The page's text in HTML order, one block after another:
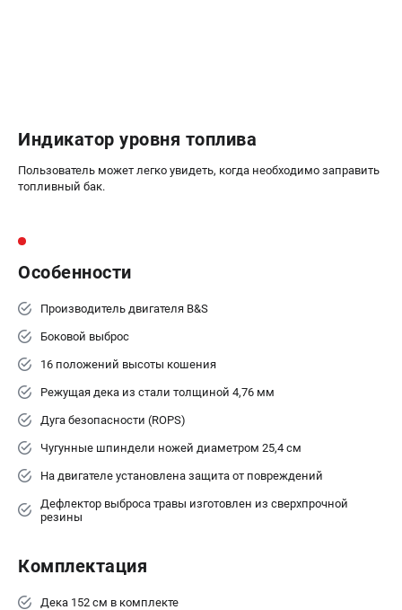
Глоссарий терминов
пн-пт - с 9:00 до 18:00
ЗАКАЗ ЗАПЧАСТЕЙ
+7 (8112) 59-10-67
Индикатор уровня топлива
Пользователь может легко увидеть, когда необходимо заправить
топливный бак.
Особенности
Производитель двигателя B&S
Боковой выброс
16 положений высоты кошения
Режущая дека из стали толщиной 4,76 мм
Дуга безопасности (ROPS)
Чугунные шпиндели ножей диаметром 25,4 см
На двигателе установлена защита от повреждений
Дефлектор выброса травы изготовлен из сверхпрочной
резины
Комплектация
Дека 152 см в комплекте